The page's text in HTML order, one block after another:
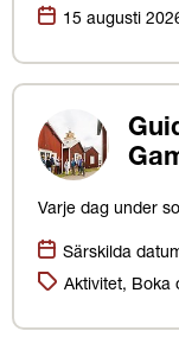
Datum:
15 augusti
Varje dag under
Datum:
Särskilda
Kategorier:
Aktivitet, Boka